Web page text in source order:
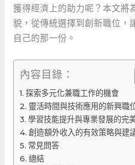
獲得經濟上的助力呢？本文將
貌，從傳統選擇到創新職位，
自己的那一份。
內容目錄：
探索多元化兼職工作的機會
靈活時間與技術應用的新興職
學習技能提升與專業發展的完
創造額外收入的有效策略與建
常見問答
總結